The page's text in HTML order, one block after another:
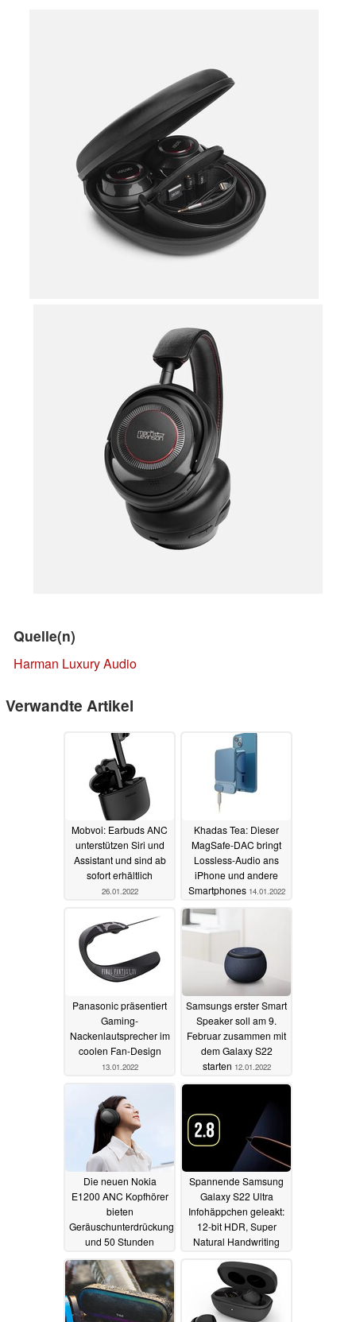
Quelle(n)
Harman Luxury Audio
Verwandte Artikel
Mobvoi: Earbuds ANC
unterstützen Siri und
Assistant und sind ab
sofort erhältlich
26.01.2022
Khadas Tea: Dieser
MagSafe-DAC bringt
Lossless-Audio ans
iPhone und andere
Smartphones 14.01.2022
Panasonic präsentiert
Gaming-
Nackenlautsprecher im
coolen Fan-Design
13.01.2022
Samsungs erster Smart
Speaker soll am 9.
Februar zusammen mit
dem Galaxy S22
starten 12.01.2022
Die neuen Nokia
E1200 ANC Kopfhörer
bieten
Geräuschunterdrückung
und 50 Stunden
10.01.2022
Spannende Samsung
Galaxy S22 Ultra
Infohäppchen geleakt:
12-bit HDR, Super
Natural Handwriting
Latenz und mehr
08.01.2022